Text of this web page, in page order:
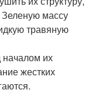
массу
травяную
началом их
жестких